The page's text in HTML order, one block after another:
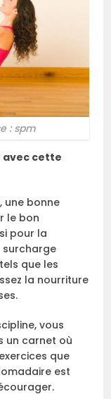
: spm
avec cette
une bonne
le bon
pour la
surcharge
que les
la nourriture
vous
un carnet où
que
est